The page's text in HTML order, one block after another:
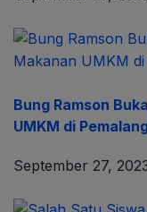
Bung Ramson
UMKM di
September 27,